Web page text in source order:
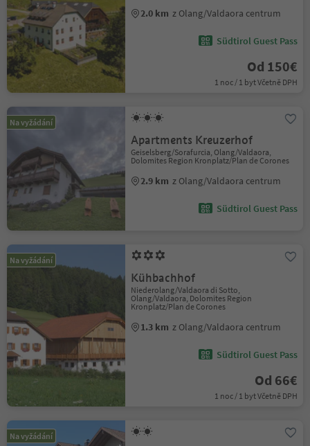
2.0 km z Olang/Valdaora centrum
Südtirol Guest Pass
Od 150€
1 noc / 1 byt Včetně DPH
Na vyžádání
Apartments Kreuzerhof
Geiselsberg/Sorafurcia, Olang/Valdaora,
Dolomites Region Kronplatz/Plan de Corones
2.9 km z Olang/Valdaora centrum
Südtirol Guest Pass
Na vyžádání
Kühbachhof
Niederolang/Valdaora di Sotto,
Olang/Valdaora, Dolomites Region
Kronplatz/Plan de Corones
1.3 km z Olang/Valdaora centrum
Südtirol Guest Pass
Od 66€
1 noc / 1 byt Včetně DPH
Na vyžádání